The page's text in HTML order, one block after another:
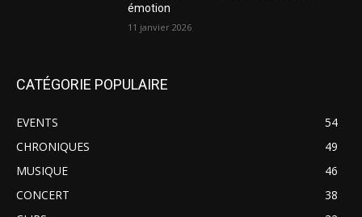
émotion
11 janvier 2026
CATÉGORIE POPULAIRE
EVENTS
54
CHRONIQUES
49
MUSIQUE
46
CONCERT
38